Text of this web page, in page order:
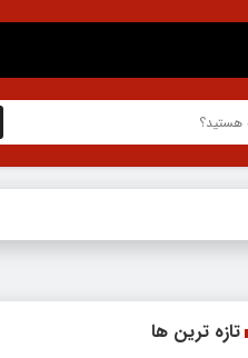
تازه ترین ها